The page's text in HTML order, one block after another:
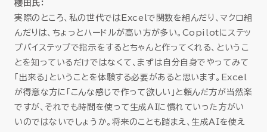
櫻田氏：
実際のところ、私の世代ではExcelで関数を組んだり、マクロ組
んだりは、ちょっとハードルが高い方が多い。Copilotにステッ
プバイステップで指示をするとちゃんと作ってくれる、というこ
とを知っているだけではなくて、まずは自分自身でやってみて
「出来る」ということを体験する必要があると思います。Excel
が得意な方に「こんな感じで作って欲しい」と頼んだ方が当然楽
ですが、それでも時間を使って生成AIに慣れていった方がい
いのではないでしょうか。将来のことも踏まえ、生成AIを使え